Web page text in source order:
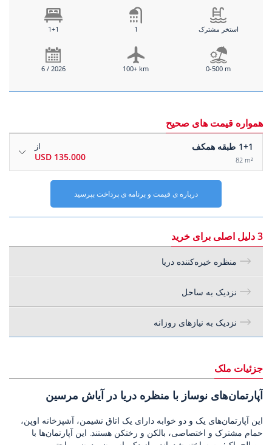
1+1 1 استخر مشترک
6 / 2026 100+ km 0-500 m
همواره قیمت های صحیح
1+1 طبقه همکف
82 m²
از
135.000 USD
درباره ی قیمت و برنامه ی پرداخت بپرسید
3 دلیل اصلی برای خرید
منظره خیره‌کننده دریا
نزدیک به ساحل
نزدیک به نیازهای روزانه
جزئیات ملک
آپارتمان‌های نوساز با منظره دریا در آیاش مرسین
این آپارتمان‌های یک و دو خوابه دارای یک اتاق نشیمن، آشپزخانه اوپن،
حمام مشترک و اختصاصی، بالکن و رختکن هستند. این آپارتمان‌ها با